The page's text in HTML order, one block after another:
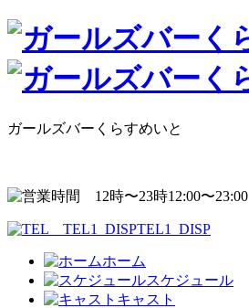
ガールズバーくらすめいと
12:00〜23:00
TEL1_DISP
ホーム
スケジュール
キャスト